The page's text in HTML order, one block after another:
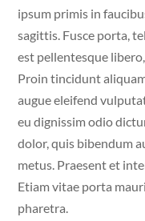
ipsum primis in
sagittis. Fusce porta,
est pellentesque
Proin tincidunt
augue eleifend
eu dignissim odio
dolor, quis bibendum
metus. Praesent et
Etiam vitae porta
pharetra.